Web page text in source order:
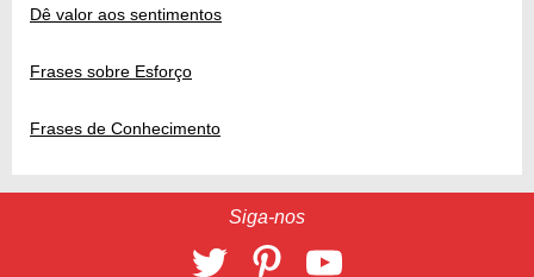
Dê valor aos sentimentos
Frases sobre Esforço
Frases de Conhecimento
Siga-nos